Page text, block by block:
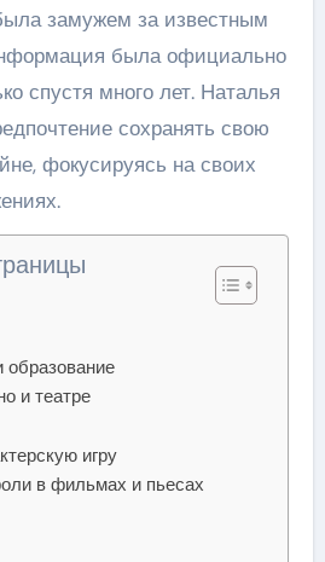
замужем за известным
была официально
спустя много лет. Наталья
сохранять свою
фокусируясь на своих
образование
и театре
игру
в фильмах и пьесах